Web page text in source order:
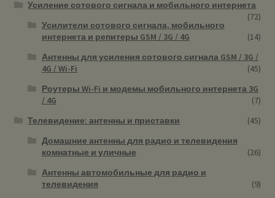
Усиление сотового сигнала и мобильного интернета
(72)
Усилители сотового сигнала, мобильного
интернета и репитеры GSM / 3G / 4G
(14)
Антенны для усиления сотового сигнала GSM / 3G /
4G / Wi-Fi
(45)
Роутеры Wi-Fi и модемы мобильного интернета 3G
/ 4G
(7)
Телевидение: антенны и приставки
(45)
Домашние антенны для радио и телевидения
комнатные и уличные
(26)
Антенны автомобильные для радио и
телевидения
(9)